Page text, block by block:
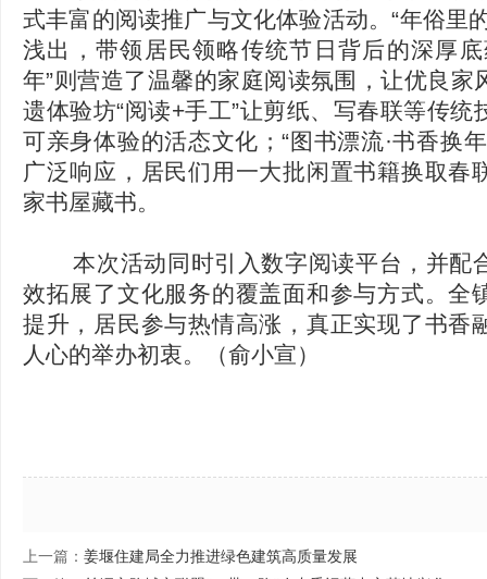
式丰富的阅读推广与文化体验活动。“年俗里
浅出，带领居民领略传统节日背后的深厚
年”则营造了温馨的家庭阅读氛围，让优良家
遗体验坊“阅读+手工”让剪纸、写春联等传统
可亲身体验的活态文化；“图书漂流·书香换
广泛响应，居民们用一大批闲置书籍换取春
家书屋藏书。
本次活动同时引入数字阅读平台，并配
效拓展了文化服务的覆盖面和参与方式。全
提升，居民参与热情高涨，真正实现了书香
人心的举办初衷。（俞小宣）
上一篇： 姜堰住建局全力推进绿色建筑高质量发展